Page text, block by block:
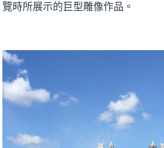
覽時所展示的巨型雕像作品。